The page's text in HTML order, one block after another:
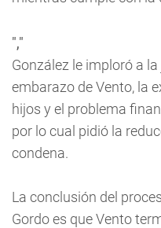
","
González le imploró a
embarazo de Vento, la
hijos y el problema
por lo cual pidió la
condena.
La conclusión del
Gordo es que Vento